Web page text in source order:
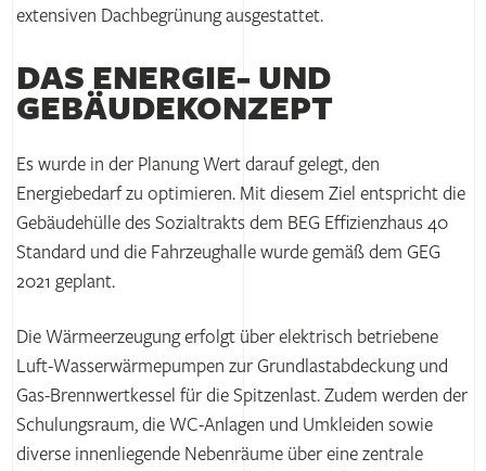
extensiven Dachbegrünung ausgestattet.
DAS ENERGIE- UND
GEBÄUDE­KONZEPT
Es wurde in der Planung Wert darauf gelegt, den
Energiebedarf zu optimieren. Mit diesem Ziel entspricht die
Gebäudehülle des Sozialtrakts dem BEG Effizienzhaus 40
Standard und die Fahrzeughalle wurde gemäß dem GEG
2021 geplant.
Die Wärmeerzeugung erfolgt über elektrisch betriebene
Luft-Wasserwärmepumpen zur Grundlastabdeckung und
Gas-Brennwertkessel für die Spitzenlast. Zudem werden der
Schulungsraum, die WC-Anlagen und Umkleiden sowie
diverse innenliegende Nebenräume über eine zentrale